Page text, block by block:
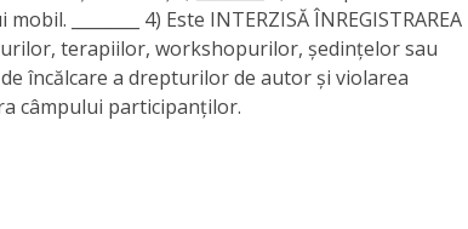
________ 4) Este INTERZISĂ ÎNREGISTRAREA
terapiilor, workshopurilor, ședințelor sau
încălcare a drepturilor de autor și violarea
câmpului participanților.